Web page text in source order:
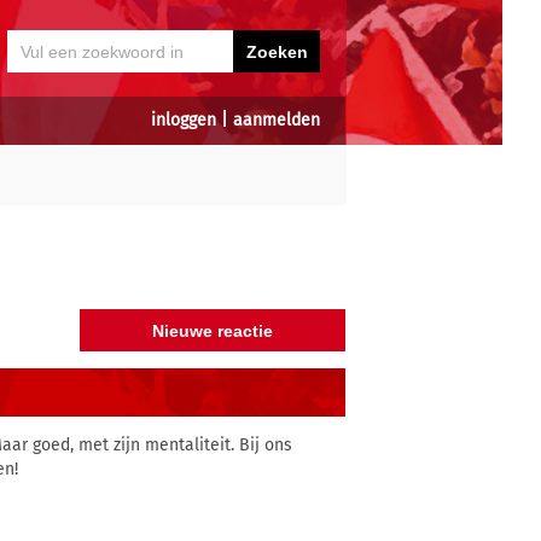
inloggen| aanmelden
goed, met zijn mentaliteit. Bij ons